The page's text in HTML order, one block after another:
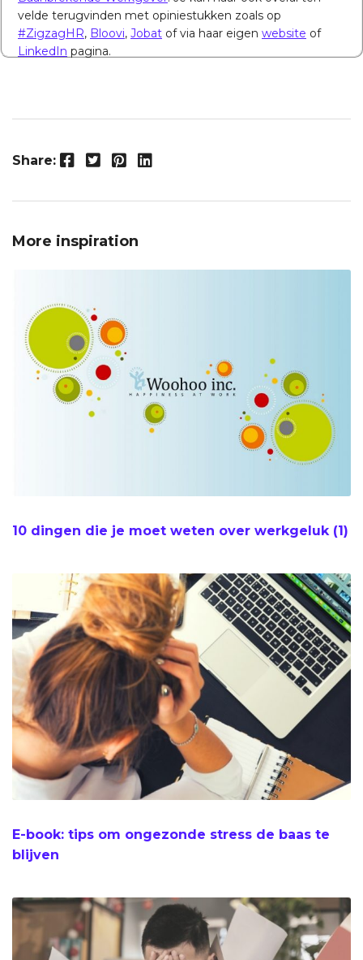
velde terugvinden met opiniestukken zoals op
#ZigzagHR, Bloovi, Jobat of via haar eigen website of
LinkedIn pagina.
Share: Facebook Twitter Pinterest LinkedIn
More inspiration
10 dingen die je moet weten over werkgeluk (1)
E-book: tips om ongezonde stress de baas te
blijven